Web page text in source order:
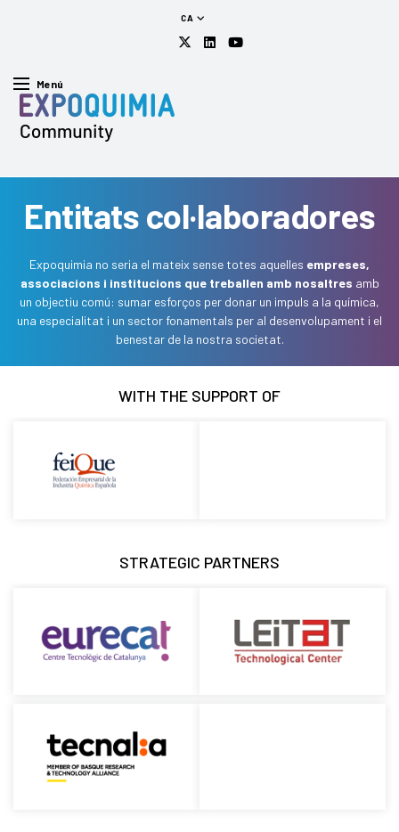
CA
Menú
Entitats coI·Iaboradores
Expoquimia no seria el mateix sense totes aquelles empreses,
associacions i institucions que treballen amb nosaltres amb
un objectiu comú: sumar esforços per donar un impuls a la química,
una especialitat i un sector fonamentals per al desenvolupament i el
benestar de la nostra societat.
WITH THE SUPPORT OF
STRATEGIC PARTNERS